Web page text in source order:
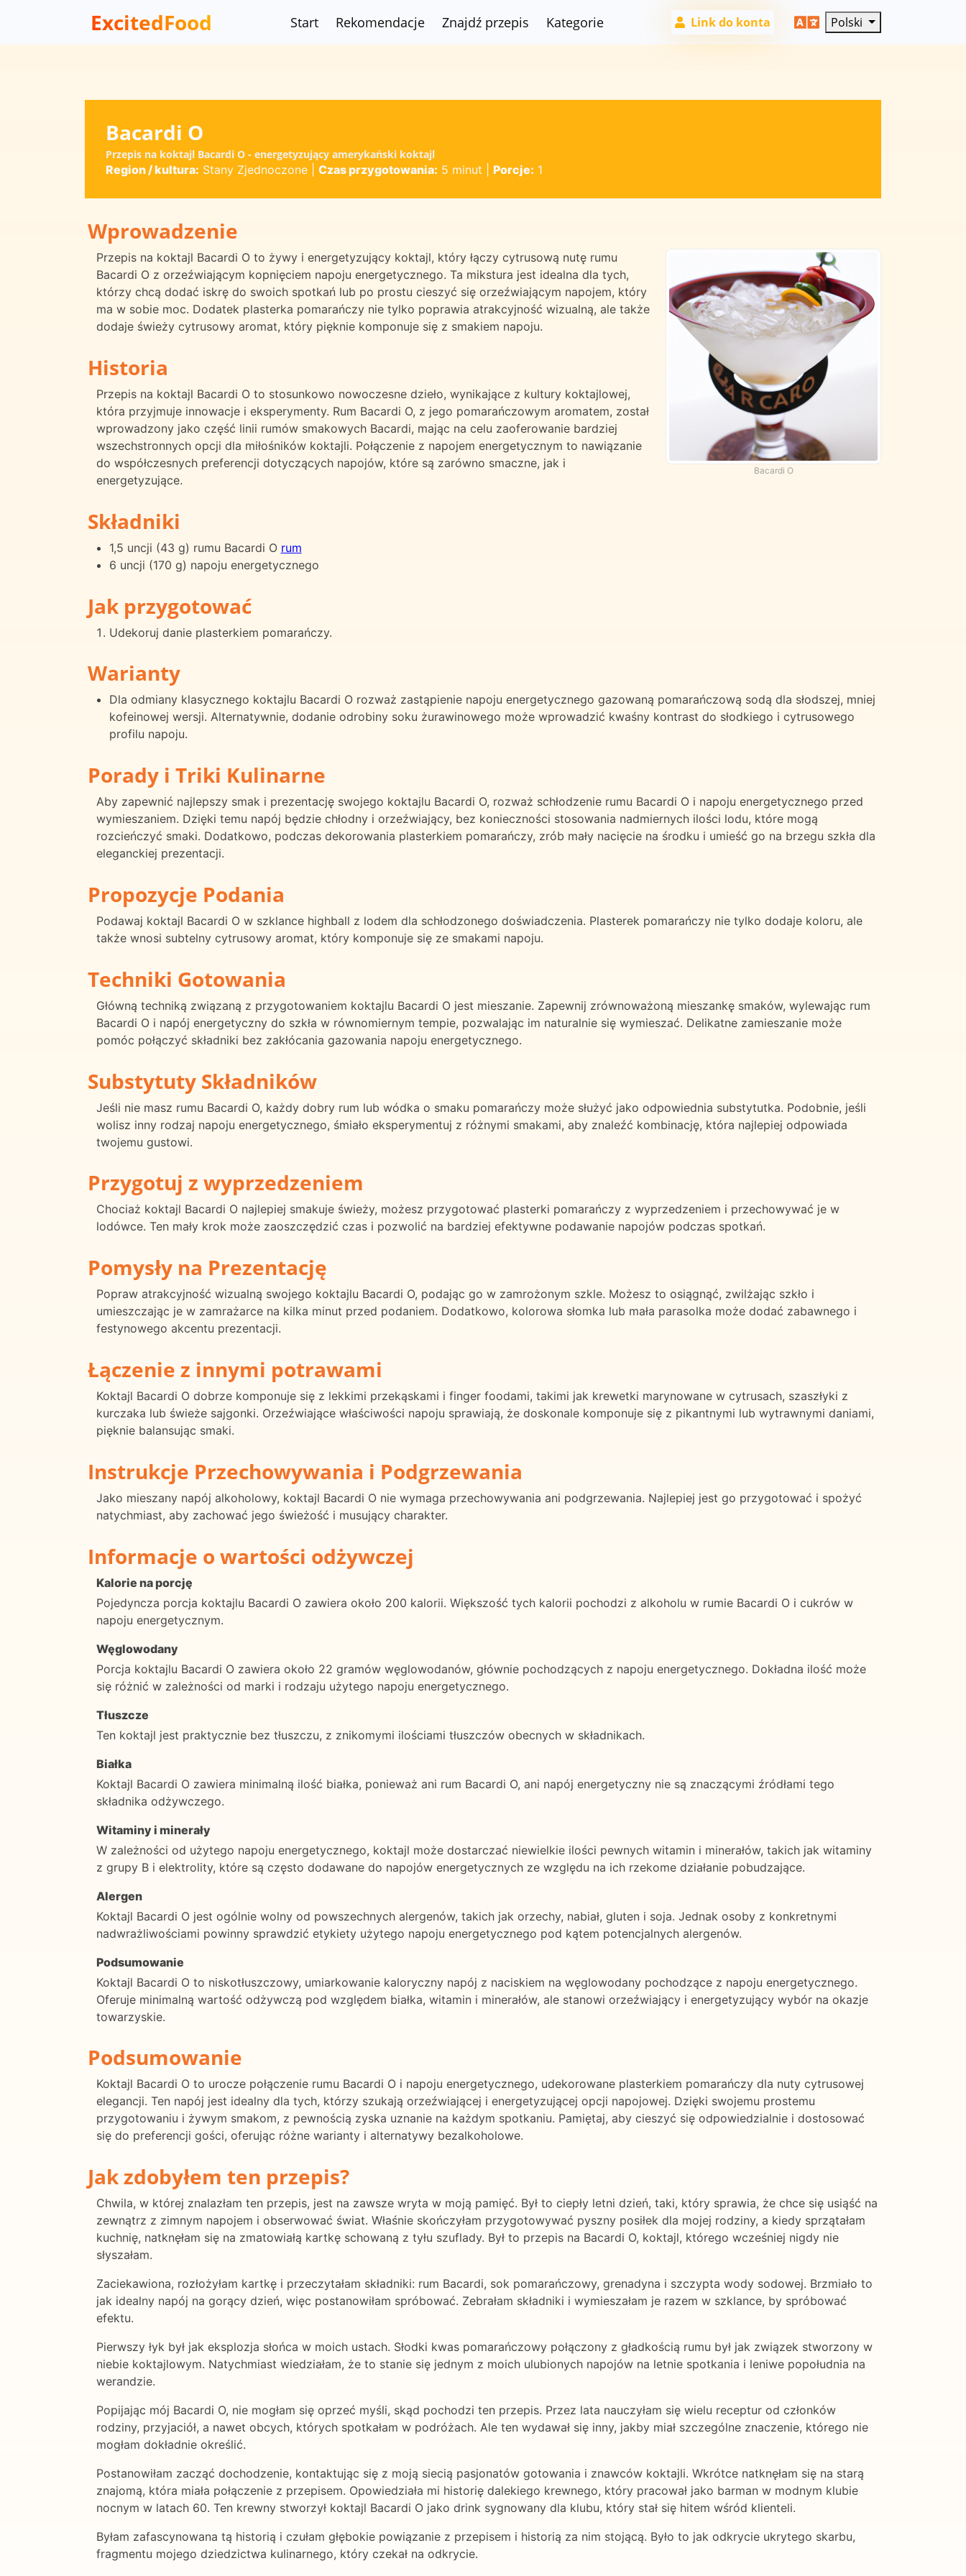
ExcitedFood Start Rekomendacje Znajdź przepis Kategorie Link do konta Polski
Bacardi O
Przepis na koktajl Bacardi O - energetyzujący amerykański koktajl
Region / kultura: Stany Zjednoczone| Czas przygotowania: 5 minut Porcje: 1
Wprowadzenie
Bacardi O
Przepis na koktajl Bacardi O to żywy i energetyzujący koktajl, który łączy cytrusową nutę rumu
Bacardi O z orzeźwiającym kopnięciem napoju energetycznego. Ta mikstura jest idealna dla tych,
którzy chcą dodać iskrę do swoich spotkań lub po prostu cieszyć się orzeźwiającym napojem, który
ma w sobie moc. Dodatek plasterka pomarańczy nie tylko poprawia atrakcyjność wizualną, ale także
dodaje świeży cytrusowy aromat, który pięknie komponuje się z smakiem napoju.
Historia
Przepis na koktajl Bacardi O to stosunkowo nowoczesne dzieło, wynikające z kultury koktajlowej,
która przyjmuje innowacje i eksperymenty. Rum Bacardi O, z jego pomarańczowym aromatem, został
wprowadzony jako część linii rumów smakowych Bacardi, mając na celu zaoferowanie bardziej
wszechstronnych opcji dla miłośników koktajli. Połączenie z napojem energetycznym to nawiązanie
do współczesnych preferencji dotyczących napojów, które są zarówno smaczne, jak i
energetyzujące.
Składniki
1,5 uncji (43 g) rumu Bacardi O rum
6 uncji (170 g) napoju energetycznego
Jak przygotować
Udekoruj danie plasterkiem pomarańczy.
Warianty
Dla odmiany klasycznego koktajlu Bacardi O rozważ zastąpienie napoju energetycznego gazowaną pomarańczową sodą dla słodszej, mniej
kofeinowej wersji. Alternatywnie, dodanie odrobiny soku żurawinowego może wprowadzić kwaśny kontrast do słodkiego i cytrusowego
profilu napoju.
Porady i Triki Kulinarne
Aby zapewnić najlepszy smak i prezentację swojego koktajlu Bacardi O, rozważ schłodzenie rumu Bacardi O i napoju energetycznego przed
wymieszaniem. Dzięki temu napój będzie chłodny i orzeźwiający, bez konieczności stosowania nadmiernych ilości lodu, które mogą
rozcieńczyć smaki. Dodatkowo, podczas dekorowania plasterkiem pomarańczy, zrób mały nacięcie na środku i umieść go na brzegu szkła dla
eleganckiej prezentacji.
Propozycje Podania
Podawaj koktajl Bacardi O w szklance highball z lodem dla schłodzonego doświadczenia. Plasterek pomarańczy nie tylko dodaje koloru, ale
także wnosi subtelny cytrusowy aromat, który komponuje się ze smakami napoju.
Techniki Gotowania
Główną techniką związaną z przygotowaniem koktajlu Bacardi O jest mieszanie. Zapewnij zrównoważoną mieszankę smaków, wylewając rum
Bacardi O i napój energetyczny do szkła w równomiernym tempie, pozwalając im naturalnie się wymieszać. Delikatne zamieszanie może
pomóc połączyć składniki bez zakłócania gazowania napoju energetycznego.
Substytuty Składników
Jeśli nie masz rumu Bacardi O, każdy dobry rum lub wódka o smaku pomarańczy może służyć jako odpowiednia substytutka. Podobnie, jeśli
wolisz inny rodzaj napoju energetycznego, śmiało eksperymentuj z różnymi smakami, aby znaleźć kombinację, która najlepiej odpowiada
twojemu gustowi.
Przygotuj z wyprzedzeniem
Chociaż koktajl Bacardi O najlepiej smakuje świeży, możesz przygotować plasterki pomarańczy z wyprzedzeniem i przechowywać je w
lodówce. Ten mały krok może zaoszczędzić czas i pozwolić na bardziej efektywne podawanie napojów podczas spotkań.
Pomysły na Prezentację
Popraw atrakcyjność wizualną swojego koktajlu Bacardi O, podając go w zamrożonym szkle. Możesz to osiągnąć, zwilżając szkło i
umieszczając je w zamrażarce na kilka minut przed podaniem. Dodatkowo, kolorowa słomka lub mała parasolka może dodać zabawnego i
festynowego akcentu prezentacji.
Łączenie z innymi potrawami
Koktajl Bacardi O dobrze komponuje się z lekkimi przekąskami i finger foodami, takimi jak krewetki marynowane w cytrusach, szaszłyki z
kurczaka lub świeże sajgonki. Orzeźwiające właściwości napoju sprawiają, że doskonale komponuje się z pikantnymi lub wytrawnymi daniami,
pięknie balansując smaki.
Instrukcje Przechowywania i Podgrzewania
Jako mieszany napój alkoholowy, koktajl Bacardi O nie wymaga przechowywania ani podgrzewania. Najlepiej jest go przygotować i spożyć
natychmiast, aby zachować jego świeżość i musujący charakter.
Informacje o wartości odżywczej
Kalorie na porcję
Pojedyncza porcja koktajlu Bacardi O zawiera około 200 kalorii. Większość tych kalorii pochodzi z alkoholu w rumie Bacardi O i cukrów w
napoju energetycznym.
Węglowodany
Porcja koktajlu Bacardi O zawiera około 22 gramów węglowodanów, głównie pochodzących z napoju energetycznego. Dokładna ilość może
się różnić w zależności od marki i rodzaju użytego napoju energetycznego.
Tłuszcze
Ten koktajl jest praktycznie bez tłuszczu, z znikomymi ilościami tłuszczów obecnych w składnikach.
Białka
Koktajl Bacardi O zawiera minimalną ilość białka, ponieważ ani rum Bacardi O, ani napój energetyczny nie są znaczącymi źródłami tego
składnika odżywczego.
Witaminy i minerały
W zależności od użytego napoju energetycznego, koktajl może dostarczać niewielkie ilości pewnych witamin i minerałów, takich jak witaminy
z grupy B i elektrolity, które są często dodawane do napojów energetycznych ze względu na ich rzekome działanie pobudzające.
Alergen
Koktajl Bacardi O jest ogólnie wolny od powszechnych alergenów, takich jak orzechy, nabiał, gluten i soja. Jednak osoby z konkretnymi
nadwrażliwościami powinny sprawdzić etykiety użytego napoju energetycznego pod kątem potencjalnych alergenów.
Podsumowanie
Koktajl Bacardi O to niskotłuszczowy, umiarkowanie kaloryczny napój z naciskiem na węglowodany pochodzące z napoju energetycznego.
Oferuje minimalną wartość odżywczą pod względem białka, witamin i minerałów, ale stanowi orzeźwiający i energetyzujący wybór na okazje
towarzyskie.
Podsumowanie
Koktajl Bacardi O to urocze połączenie rumu Bacardi O i napoju energetycznego, udekorowane plasterkiem pomarańczy dla nuty cytrusowej
elegancji. Ten napój jest idealny dla tych, którzy szukają orzeźwiającej i energetyzującej opcji napojowej. Dzięki swojemu prostemu
przygotowaniu i żywym smakom, z pewnością zyska uznanie na każdym spotkaniu. Pamiętaj, aby cieszyć się odpowiedzialnie i dostosować
się do preferencji gości, oferując różne warianty i alternatywy bezalkoholowe.
Jak zdobyłem ten przepis?
Chwila, w której znalazłam ten przepis, jest na zawsze wryta w moją pamięć. Był to ciepły letni dzień, taki, który sprawia, że chce się usiąść na
zewnątrz z zimnym napojem i obserwować świat. Właśnie skończyłam przygotowywać pyszny posiłek dla mojej rodziny, a kiedy sprzątałam
kuchnię, natknęłam się na zmatowiałą kartkę schowaną z tyłu szuflady. Był to przepis na Bacardi O, koktajl, którego wcześniej nigdy nie
słyszałam.
Zaciekawiona, rozłożyłam kartkę i przeczytałam składniki: rum Bacardi, sok pomarańczowy, grenadyna i szczypta wody sodowej. Brzmiało to
jak idealny napój na gorący dzień, więc postanowiłam spróbować. Zebrałam składniki i wymieszałam je razem w szklance, by spróbować
efektu.
Pierwszy łyk był jak eksplozja słońca w moich ustach. Słodki kwas pomarańczowy połączony z gładkością rumu był jak związek stworzony w
niebie koktajlowym. Natychmiast wiedziałam, że to stanie się jednym z moich ulubionych napojów na letnie spotkania i leniwe popołudnia na
werandzie.
Popijając mój Bacardi O, nie mogłam się oprzeć myśli, skąd pochodzi ten przepis. Przez lata nauczyłam się wielu receptur od członków
rodziny, przyjaciół, a nawet obcych, których spotkałam w podróżach. Ale ten wydawał się inny, jakby miał szczególne znaczenie, którego nie
mogłam dokładnie określić.
Postanowiłam zacząć dochodzenie, kontaktując się z moją siecią pasjonatów gotowania i znawców koktajli. Wkrótce natknęłam się na starą
znajomą, która miała połączenie z przepisem. Opowiedziała mi historię dalekiego krewnego, który pracował jako barman w modnym klubie
nocnym w latach 60. Ten krewny stworzył koktajl Bacardi O jako drink sygnowany dla klubu, który stał się hitem wśród klienteli.
Byłam zafascynowana tą historią i czułam głębokie powiązanie z przepisem i historią za nim stojącą. Było to jak odkrycie ukrytego skarbu,
fragmentu mojego dziedzictwa kulinarnego, który czekał na odkrycie.